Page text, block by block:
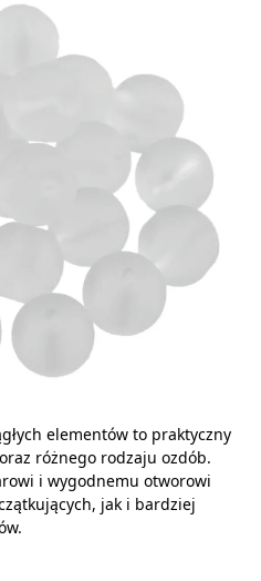
elementów to praktyczny
różnego rodzaju ozdób.
i wygodnemu otworowi
jak i bardziej